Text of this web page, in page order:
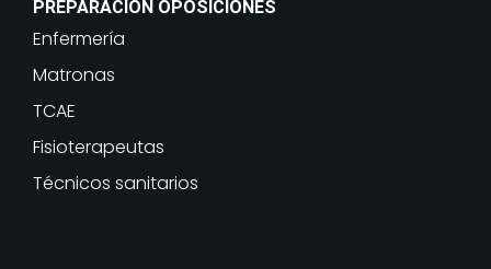
PREPARACIÓN OPOSICIONES
Enfermería
Matronas
TCAE
Fisioterapeutas
Técnicos sanitarios